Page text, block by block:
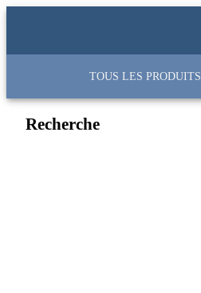
TOUS LES PRODUITS
Recherche